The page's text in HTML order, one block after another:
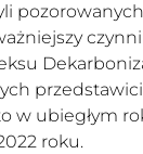
pozorowanych
w ubiegłym
roku.